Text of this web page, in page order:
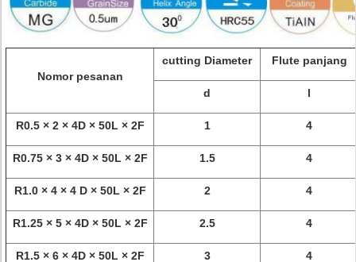
Nomor pesanan
cutting Diameter Flute panjang
d l
R0.5 × 2 × 4D × 50L × 2F 1 4
R0.75 × 3 × 4D × 50L × 2F 1.5 4
R1.0 × 4 × 4 D × 50L × 2F 2 4
R1.25 × 5 × 4D × 50L × 2F 2.5 4
R1.5 × 6 × 4D × 50L × 2F 3 4